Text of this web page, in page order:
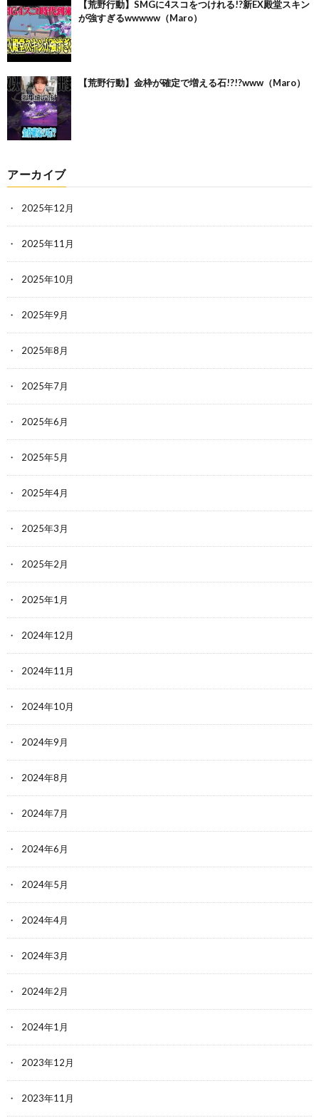
【荒野行動】SMGに4スコをつけれる!?新EX殿堂スキン
が強すぎるwwwww（Maro）
【荒野行動】金枠が確定で増える石!?!?www（Maro）
アーカイブ
2025年12月
2025年11月
2025年10月
2025年9月
2025年8月
2025年7月
2025年6月
2025年5月
2025年4月
2025年3月
2025年2月
2025年1月
2024年12月
2024年11月
2024年10月
2024年9月
2024年8月
2024年7月
2024年6月
2024年5月
2024年4月
2024年3月
2024年2月
2024年1月
2023年12月
2023年11月